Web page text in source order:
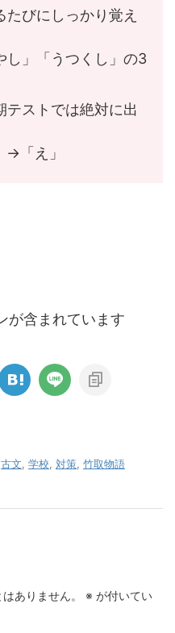
びにしっかり覚え
し」「うつくし」の3
テストでは絶対に出
→「え」
が含まれています
古文 学校 対策 竹取物語
ありません。 ※ が付いてい